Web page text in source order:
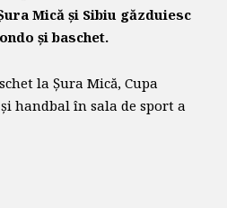
Mică și Sibiu găzduiesc
și baschet.
la Șura Mică, Cupa
handbal în sala de sport a